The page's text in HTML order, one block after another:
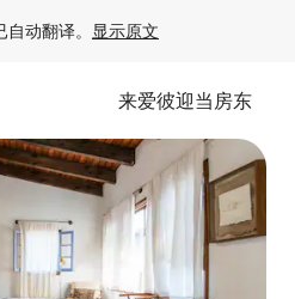
动翻译。 显示原文
来爱彼迎当房东